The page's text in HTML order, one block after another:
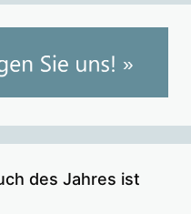
des Jahres ist